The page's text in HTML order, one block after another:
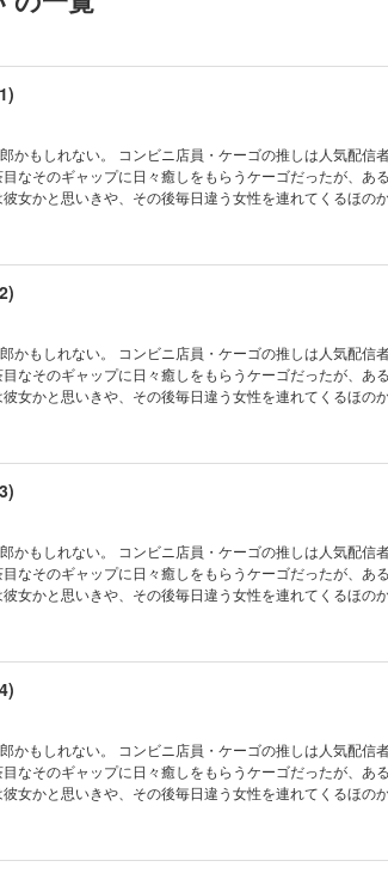
の推しは人気配信者の「ほの
なそのギャップに日々癒しをもらうケーゴだったが、あ
の推しは人気配信者の「ほの
なそのギャップに日々癒しをもらうケーゴだったが、あ
の推しは人気配信者の「ほの
なそのギャップに日々癒しをもらうケーゴだったが、あ
の推しは人気配信者の「ほの
なそのギャップに日々癒しをもらうケーゴだったが、あ